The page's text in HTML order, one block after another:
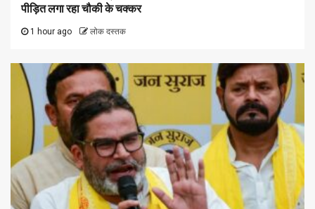
पीड़ित लगा रहा चौकी के चक्कर
1 hour ago लोक दस्तक